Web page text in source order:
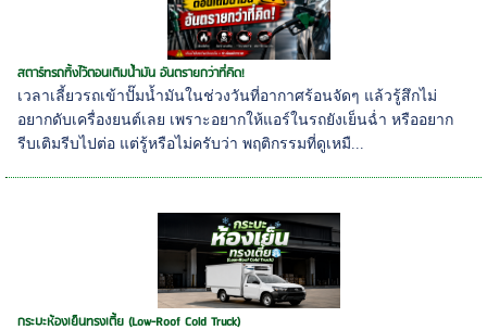
สตาร์ทรถทิ้งไว้ตอนเติมน้ำมัน อันตรายกว่าที่คิด!
เวลาเลี้ยวรถเข้าปั๊มน้ำมันในช่วงวันที่อากาศร้อนจัดๆ แล้วรู้สึกไม่
อยากดับเครื่องยนต์เลย เพราะอยากให้แอร์ในรถยังเย็นฉ่ำ หรืออยาก
รีบเติมรีบไปต่อ แต่รู้หรือไม่ครับว่า พฤติกรรมที่ดูเหมื...
กระบะห้องเย็นทรงเตี้ย (Low-Roof Cold Truck)